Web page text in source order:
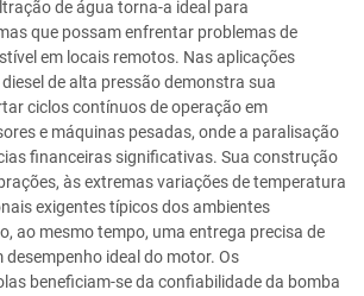
de água torna-a ideal para
que possam enfrentar problemas de
em locais remotos. Nas aplicações
de alta pressão demonstra sua
ciclos contínuos de operação em
e máquinas pesadas, onde a paralisação
financeiras significativas. Sua construção
às extremas variações de temperatura
exigentes típicos dos ambientes
ao mesmo tempo, uma entrega precisa de
ideal do motor. Os
beneficiam-se da confiabilidade da bomba